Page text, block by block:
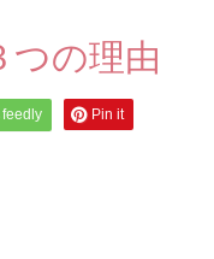
つの理由
feedly Pin it